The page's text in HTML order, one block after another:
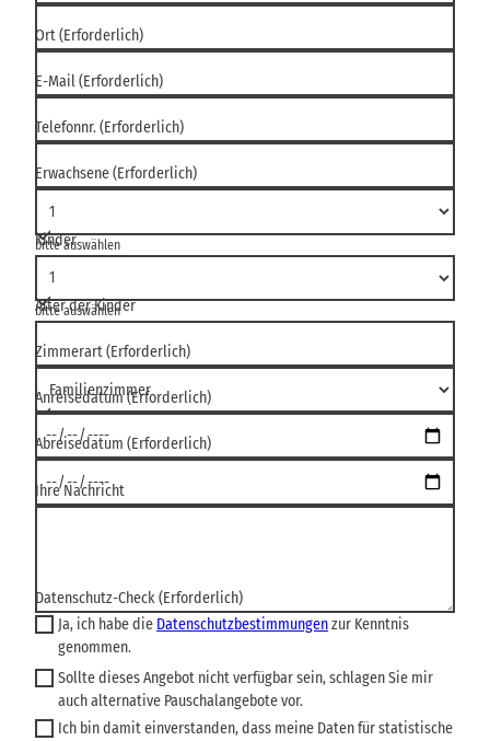
Ort(Erforderlich)
E-Mail(Erforderlich)
Telefonnr.(Erforderlich)
Erwachsene(Erforderlich)
bitte auswählen
Kinder
bitte auswählen
Alter der Kinder
Zimmerart(Erforderlich)
Anreisedatum(Erforderlich)
Abreisedatum (Erforderlich)
Ihre Nachricht
Datenschutz-Check(Erforderlich)
Ja, ich habe die Datenschutzbestimmungenzur Kenntnis
genommen.
Sollte dieses Angebot nicht verfügbar sein, schlagen Sie mir
auch alternative Pauschalangebote vor.
Ich bin damit einverstanden, dass meine Daten für statistische